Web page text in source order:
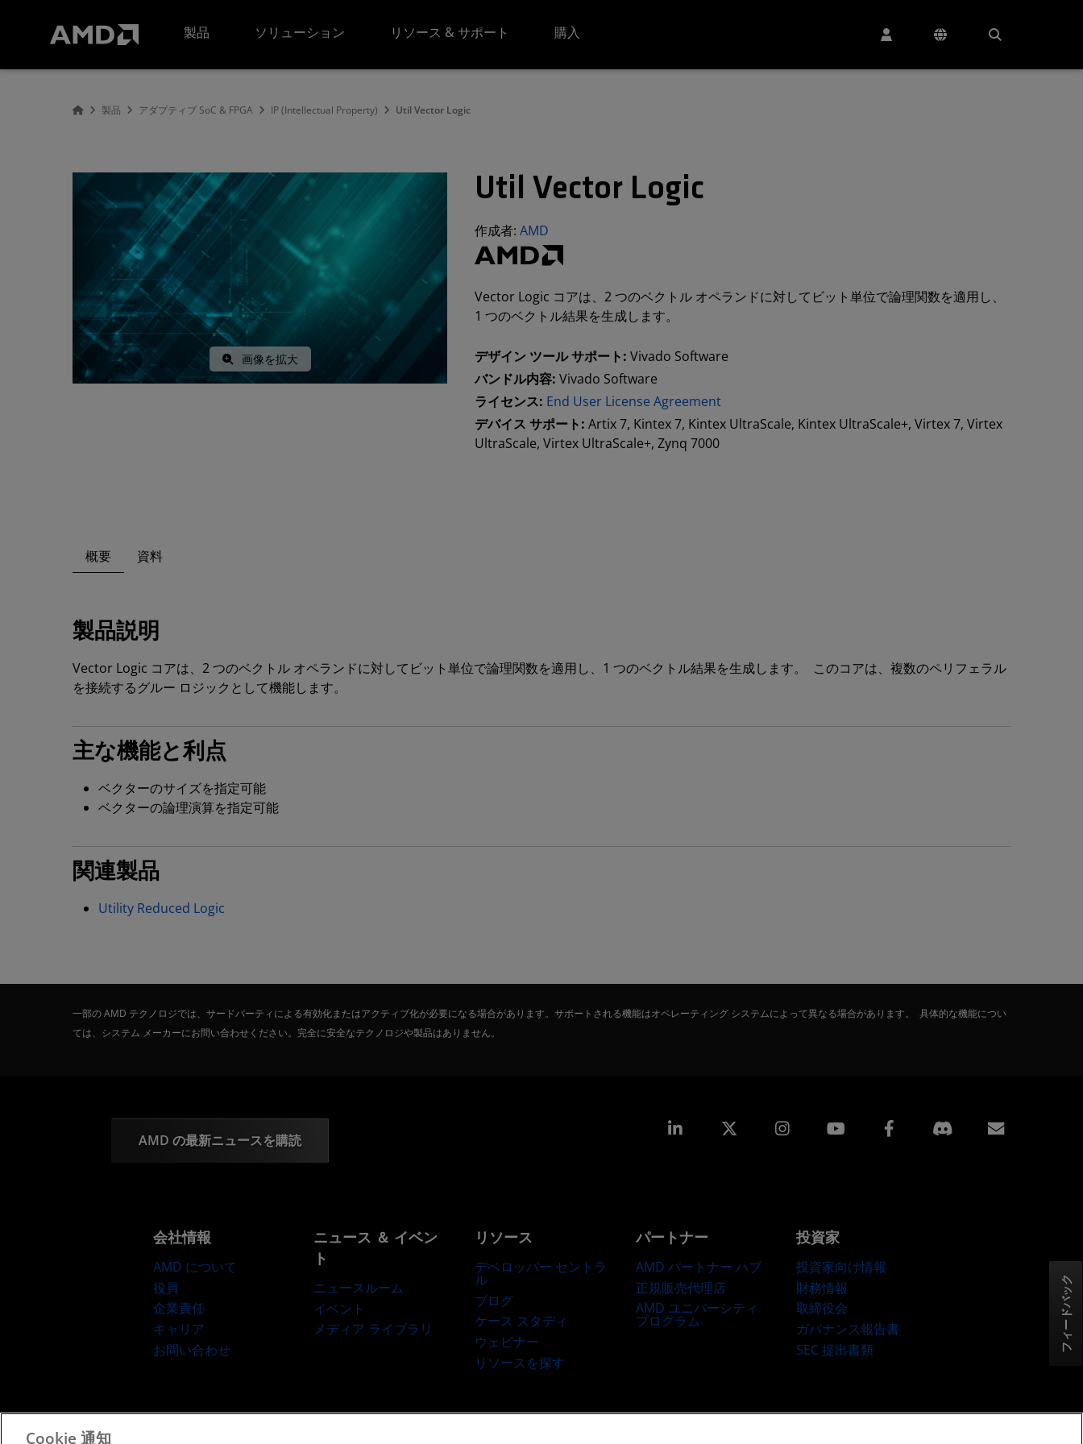
製品
ソリューション リソース & サポート 購入
製品 アダプティブ SoC & FPGA IP (Intellectual Property) Util Vector Logic
画像を拡大
Util Vector Logic
作成者:AMD
Vector Logic コアは、2 つのベクトル オペランドに対してビット単位で論理関数を適用し、
1 つのベクトル結果を生成します。
デザイン ツール サポート:Vivado Software
バンドル内容:Vivado Software
ライセンス: End User License Agreement
デバイス サポート:Artix 7, Kintex 7, Kintex UltraScale, Kintex UltraScale+, Virtex 7, Virtex
UltraScale, Virtex UltraScale+, Zynq 7000
概要 資料
製品説明
Vector Logic コアは、2 つのベクトル オペランドに対してビット単位で論理関数を適用し、1 つのベクトル結果を生成します。 このコアは、複数のペリフェラル
を接続するグルー ロジックとして機能します。
主な機能と利点
ベクターのサイズを指定可能
ベクターの論理演算を指定可能
関連製品
Utility Reduced Logic
一部の AMD テクノロジでは、サードパーティによる有効化またはアクティブ化が必要になる場合があります。サポートされる機能はオペレーティング システムによって異なる場合があります。 具体的な機能につい
ては、システム メーカーにお問い合わせください。完全に安全なテクノロジや製品はありません。
AMD の最新ニュースを購読
Linkedin Instagram Facebook
会社情報
AMD について
役員
企業責任
キャリア
お問い合わせ
ニュース ＆ イベン
ト
ニュースルーム
イベント
メディア ライブラリ
リソース
デベロッパー セントラ
ル
ブログ
ケース スタディ
ウェビナー
リソースを探す
パートナー
AMD パートナー ハブ
正規販売代理店
AMD ユニバーシティ
プログラム
投資家
投資家向け情報
財務情報
取締役会
ガバナンス報告書
SEC 提出書類
フィードバック
Cookie 通知